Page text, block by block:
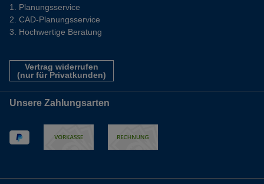
Planungsservice
CAD-Planungsservice
Hochwertige Beratung
Vertrag widerrufen
(nur für Privatkunden)
Unsere Zahlungsarten